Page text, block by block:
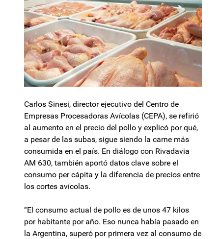
Carlos Sinesi, director ejecutivo del Centro de
Empresas Procesadoras Avícolas (CEPA), se refirió
al aumento en el precio del pollo y explicó por qué,
a pesar de las subas, sigue siendo la carne más
consumida en el país. En diálogo con Rivadavia
AM 630, también aportó datos clave sobre el
consumo per cápita y la diferencia de precios entre
los cortes avícolas.
“El consumo actual de pollo es de unos 47 kilos
por habitante por año. Eso nunca había pasado en
la Argentina, superó por primera vez al consumo de